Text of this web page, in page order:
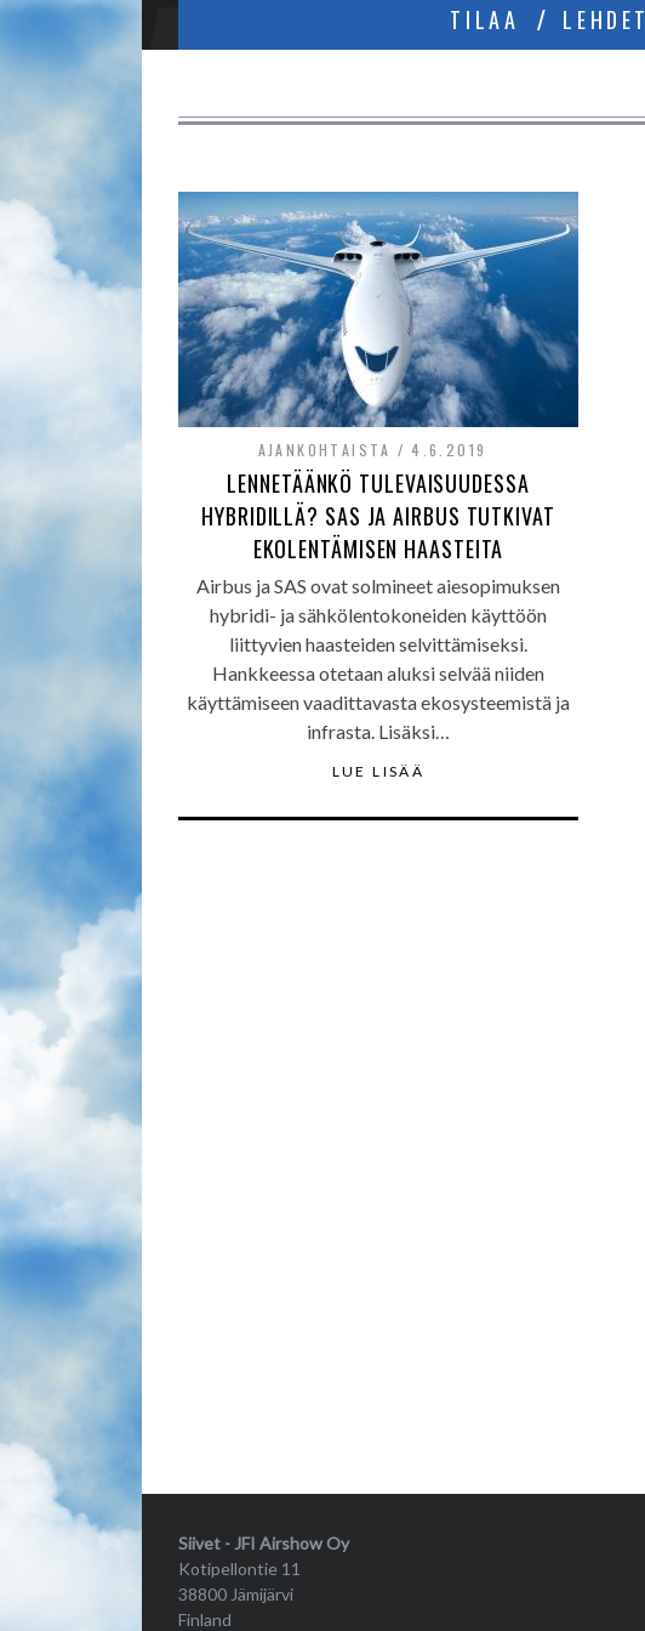
TILAA LEHDET
AJANKOHTAISTA 4.6.2019
LENNETÄÄNKÖ TULEVAISUUDESSA
HYBRIDILLÄ? SAS JA AIRBUS TUTKIVAT
EKOLENTÄMISEN HAASTEITA
Airbus ja SAS ovat solmineet aiesopimuksen
hybridi- ja sähkölentokoneiden käyttöön
liittyvien haasteiden selvittämiseksi.
Hankkeessa otetaan aluksi selvää niiden
käyttämiseen vaadittavasta ekosysteemistä ja
infrasta. Lisäksi…
LUE LISÄÄ
Siivet - JFI Airshow Oy
Kotipellontie 11
38800 Jämijärvi
Finland